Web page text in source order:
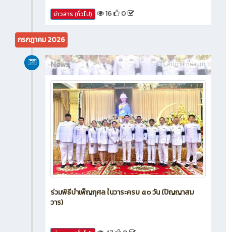
ข่าวสาร (ทั่วไป) 16 0
กรกฎาคม 2026
1 สัปดาห์ ที่ผ่านมา
News
ร่วมพิธีบำเพ็ญกุศล ในวาระครบ ๕๐ วัน (ปัญญาสม
วาร)